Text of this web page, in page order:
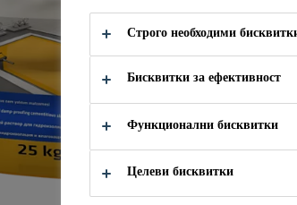
съдържаща
Лесно се
Строго необходими
Бисквитки за ефективност
Функционални бисквитки
Целеви бисквитки